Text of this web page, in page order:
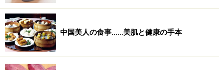
美髪、白髪にもおすすめ！ 「食べるトリ
ートメント＆ヘアカラー」
血の不足は、髪にも影響を与えます。血は髪の維持や成
長に大きく関わります。髪は「血の余り」＝「血余」と
いわえれ、血が充実して余裕があれば髪の状態がよく、
中国美人の食事......美肌と健康の手本